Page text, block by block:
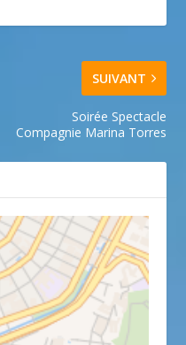
SUIVANT
Soirée Spectacle
Compagnie Marina Torres